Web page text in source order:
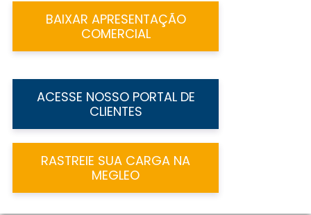
BAIXAR APRESENTAÇÃO
COMERCIAL
ACESSE NOSSO PORTAL DE
CLIENTES
RASTREIE SUA CARGA NA
MEGLEO